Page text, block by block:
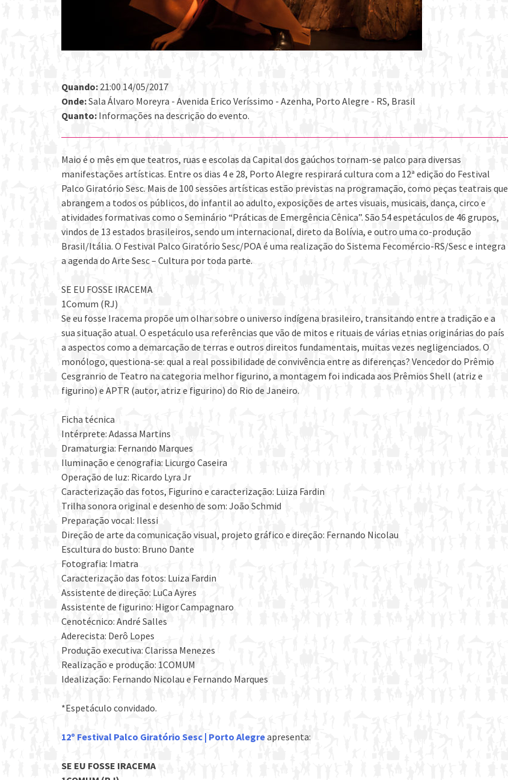
Quando: 21:00 14/05/2017
Onde:Sala Álvaro Moreyra - Avenida Erico Veríssimo - Azenha, Porto Alegre - RS, Brasil
Quanto: Informações na descrição do evento.
Maio é o mês em que teatros, ruas e escolas da Capital dos gaúchos tornam-se palco para diversas
manifestações artísticas. Entre os dias 4 e 28, Porto Alegre respirará cultura com a 12ª edição do Festival
Palco Giratório Sesc. Mais de 100 sessões artísticas estão previstas na programação, como peças teatrais que
abrangem a todos os públicos, do infantil ao adulto, exposições de artes visuais, musicais, dança, circo e
atividades formativas como o Seminário “Práticas de Emergência Cênica”. São 54 espetáculos de 46 grupos,
vindos de 13 estados brasileiros, sendo um internacional, direto da Bolívia, e outro uma co-produção
Brasil/Itália. O Festival Palco Giratório Sesc/POA é uma realização do Sistema Fecomércio-RS/Sesc e integra
a agenda do Arte Sesc – Cultura por toda parte.
SE EU FOSSE IRACEMA
1Comum (RJ)
Se eu fosse Iracema propõe um olhar sobre o universo indígena brasileiro, transitando entre a tradição e a
sua situação atual. O espetáculo usa referências que vão de mitos e rituais de várias etnias originárias do país
a aspectos como a demarcação de terras e outros direitos fundamentais, muitas vezes negligenciados. O
monólogo, questiona-se: qual a real possibilidade de convivência entre as diferenças? Vencedor do Prêmio
Cesgranrio de Teatro na categoria melhor figurino, a montagem foi indicada aos Prêmios Shell (atriz e
figurino) e APTR (autor, atriz e figurino) do Rio de Janeiro.
Ficha técnica
Intérprete: Adassa Martins
Dramaturgia: Fernando Marques
Iluminação e cenografia: Licurgo Caseira
Operação de luz: Ricardo Lyra Jr
Caracterização das fotos, Figurino e caracterização: Luiza Fardin
Trilha sonora original e desenho de som: João Schmid
Preparação vocal: Ilessi
Direção de arte da comunicação visual, projeto gráfico e direção: Fernando Nicolau
Escultura do busto: Bruno Dante
Fotografia: Imatra
Caracterização das fotos: Luiza Fardin
Assistente de direção: LuCa Ayres
Assistente de figurino: Higor Campagnaro
Cenotécnico: André Salles
Aderecista: Derô Lopes
Produção executiva: Clarissa Menezes
Realização e produção: 1COMUM
Idealização: Fernando Nicolau e Fernando Marques
*Espetáculo convidado.
12º Festival Palco Giratório Sesc | Porto Alegreapresenta:
SE EU FOSSE IRACEMA